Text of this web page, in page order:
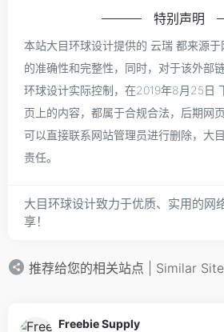
特别声明
本站大目环球设计提供的 云瑞 都来源
的准确性和完整性，同时，对于该外部
环球设计实际控制，在2019年8月25日
页上的内容，都属于合规合法，后期网
可以直接联系网站管理员进行删除，大
责任。
大目环球设计致力于优质、实用的网
享！
推荐给您的相关站点 | Similar
Freebie Supply